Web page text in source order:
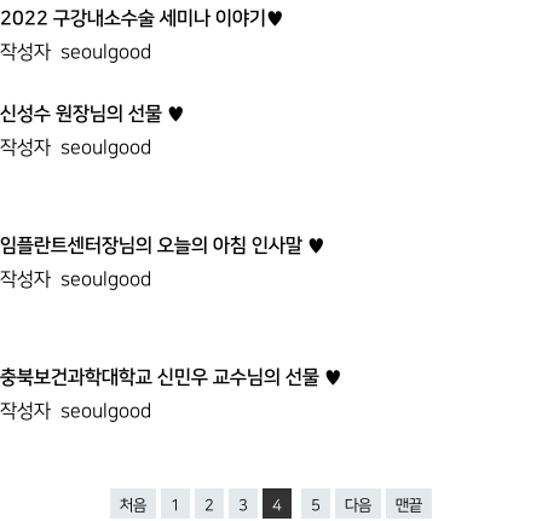
2022 구강내소수술 세미나 이야기♥
작성자 seoulgood
신성수 원장님의 선물 ♥
작성자 seoulgood
임플란트센터장님의 오늘의 아침 인사말 ♥
작성자 seoulgood
충북보건과학대학교 신민우 교수님의 선물 ♥
작성자 seoulgood
처음 1 2 3 4 5 다음 맨끝